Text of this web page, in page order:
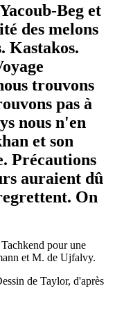
Beg et
des melons
Kastakos.
trouvons
pas à
nous n'en
et son
Précautions
auraient dû
On
pour une
et M. de Ujfalvy.
de Taylor, d'après